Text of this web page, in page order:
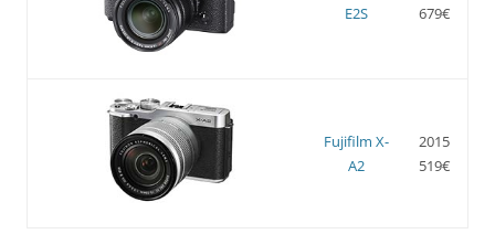
E2S
679€
Fujifilm X-
A2
2015
519€